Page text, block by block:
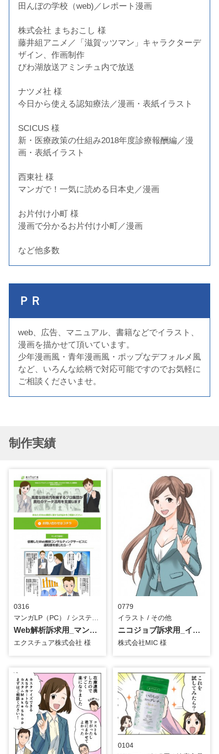
田んぼの学校（web)／レポート漫画
株式会社 まちおこし 様
藤井組アニメ／「滋賀ッツマン」キャラクターデ
ザイン、作画制作
びわ湖放送アミンチュ内で放送
ナツメ社 様
今日から使える認知療法／漫画・表紙イラスト
SCICUS 様
新・医療政策の仕組み2018年度診療報酬編／漫
画・表紙イラスト
西東社 様
マンガで！一気に読める日本史／漫画
お片付け小町 様
漫画で分かるお片付け小町／漫画
など他多数
ＰＲ
web、広告、マニュアル、書籍などでイラスト、
漫画を描かせて頂いています。
少年漫画風・青年漫画風・ポップなデフォルメ風
など、いろんな絵柄で対応可能ですのでお気軽に
ご相談くださいませ。
制作実績
0316
マンガLP（PC） / システム・ツール
Web解析訴求用_マンガLP
エクスチュア株式会社 様
0779
イラスト / その他
ニコジョブ訴求用_イラスト
株式会社MIC 様
0104